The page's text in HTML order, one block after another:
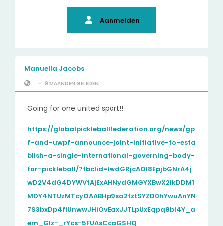
Aanmelden
Manuella Jacobs
• 9 MAANDEN GELEDEN
Going for one united sport!!
https://globalpickleballfederation.org/news/gp
f-and-uwpf-announce-joint-initiative-to-esta
blish-a-single-international-governing-body-
for-pickleball/?fbclid=IwdGRjcAOI8EpjbGNrA4j
wD2V4dG4DYWVtAjExAHNydGMGYXBwX2lkDDM1
MDY4NTUzMTcyOAABHp9sa2fztSYZD0hYwuAnYN
7S3bxDp4fiUnwwJHiOvEaxJJTLpUxEqpq8bI4Y_a
em_Glz-_rYcs-5FUAsCcaGSHQ